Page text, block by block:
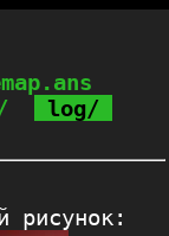
log/
рисунок: